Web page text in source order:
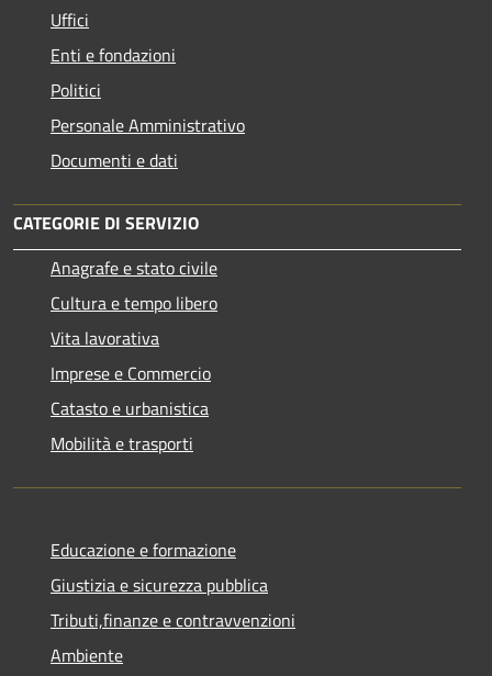
Uffici
Enti e fondazioni
Politici
Personale Amministrativo
Documenti e dati
CATEGORIE DI SERVIZIO
Anagrafe e stato civile
Cultura e tempo libero
Vita lavorativa
Imprese e Commercio
Catasto e urbanistica
Mobilità e trasporti
Educazione e formazione
Giustizia e sicurezza pubblica
Tributi,finanze e contravvenzioni
Ambiente